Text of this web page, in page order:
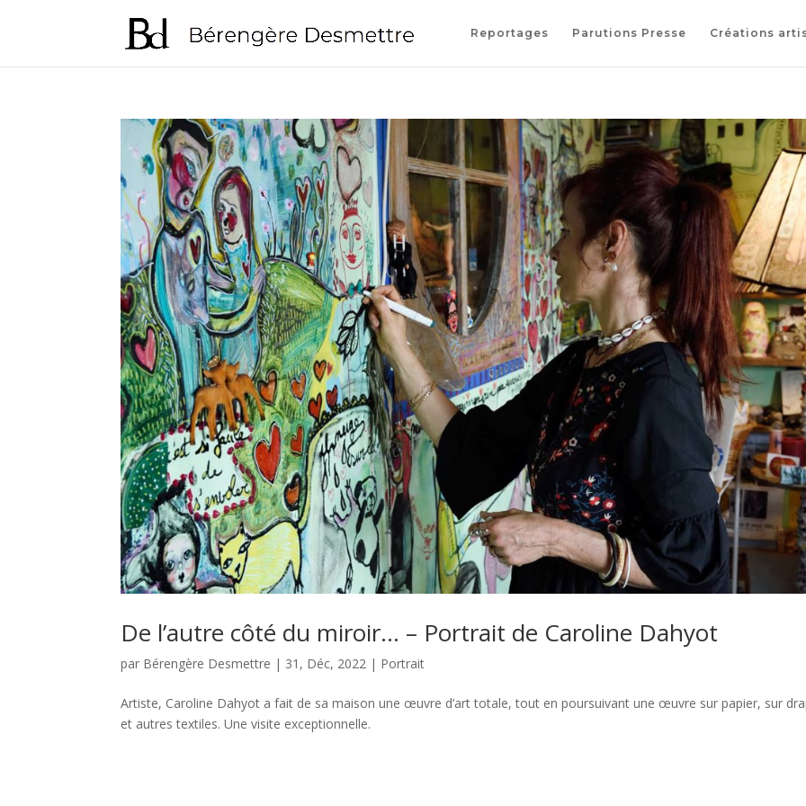
Reportages Parutions Presse Créations
De l’autre côté du miroir… – Portrait de Caroline Dahyot
par Bérengère Desmettre | 31, Déc, 2022 | Portrait
Artiste, Caroline Dahyot a fait de sa maison une œuvre d’art totale, tout en poursuivant une œuvre sur papier, sur
et autres textiles. Une visite exceptionnelle.